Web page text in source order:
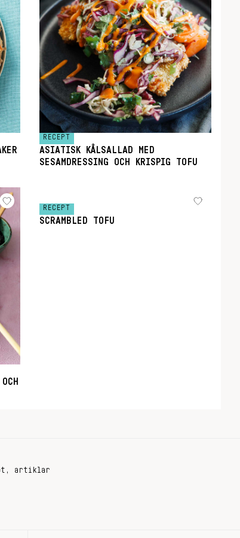
RECEPT
ASIATISK KÅLSALLAD MED
SESAMDRESSING OCH KRISPIG TOFU
RECEPT
SCRAMBLED TOFU
artiklar